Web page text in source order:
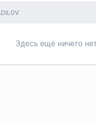
Здесь ещё ничего